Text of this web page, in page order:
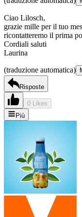
Ciao Lilosch,
grazie mille per il tuo
ricontatteremo il prima
Cordiali saluti
Laurina
(traduzione automatica)
Risposte
0 Likes
Più